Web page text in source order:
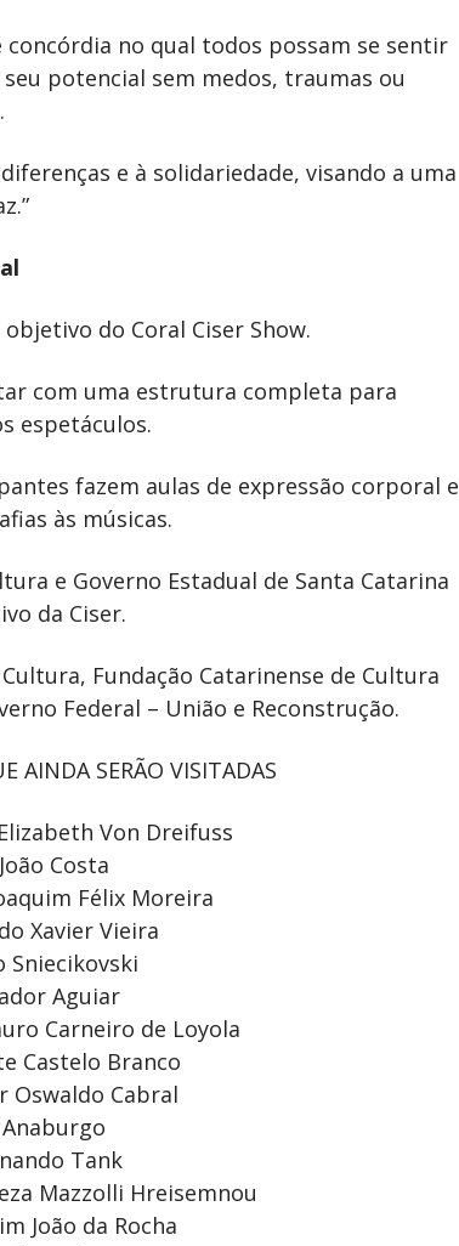
no qual todos possam se sentir
potencial sem medos, traumas ou
e à solidariedade, visando a uma
do Coral Ciser Show.
com uma estrutura completa para
espetáculos.
fazem aulas de expressão corporal e
às músicas.
e Governo Estadual de Santa Catarina
da Ciser.
Fundação Catarinense de Cultura
Federal – União e Reconstrução.
AINDA SERÃO VISITADAS
Von Dreifuss
Costa
Félix Moreira
Xavier Vieira
Sniecikovski
Aguiar
Carneiro de Loyola
Castelo Branco
Oswaldo Cabral
Anaburgo
Tank
Mazzolli Hreisemnou
João da Rocha